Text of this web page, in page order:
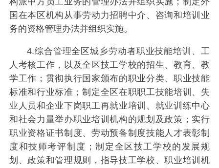
国在本区机构从事劳动力招聘中介、咨询和培训业
务的资格管理办法并组织实施。
4.综合管理全区城乡劳动者职业技能培训、工
人考核工作，以及全区技工学校的招生、教育、教
学工作；贯彻执行国家颁布的职业分类、职业技能
标准和行业标准；制定全区在职职工技能培训、失
业人员和企业下岗职工再就业培训、就业训练中心
和社会力量举办职业培训机构的规划及政策；实行
职业资格证书制度、劳动预备制度技能人才表彰制
度和技师考评制度；制定全区技工学校的发展规
划、政策和管理规则，指导技工学校、职业培训机